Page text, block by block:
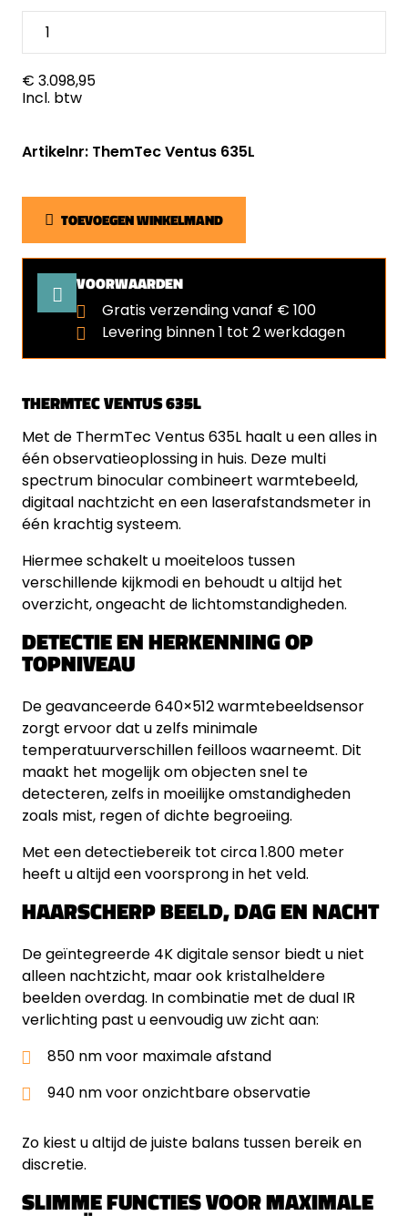
THERMTEC VENTUS 635L
Met de ThermTec Ventus 635L haalt u een alles in
één observatieoplossing in huis. Deze multi
spectrum binocular combineert warmtebeeld,
digitaal nachtzicht en een laserafstandsmeter in
één krachtig systeem.
Hiermee schakelt u moeiteloos tussen
verschillende kijkmodi en behoudt u altijd het
overzicht, ongeacht de lichtomstandigheden.
DETECTIE EN HERKENNING OP
TOPNIVEAU
De geavanceerde 640×512 warmtebeeldsensor
zorgt ervoor dat u zelfs minimale
temperatuurverschillen feilloos waarneemt. Dit
maakt het mogelijk om objecten snel te
detecteren, zelfs in moeilijke omstandigheden
zoals mist, regen of dichte begroeiing.
Met een detectiebereik tot circa 1.800 meter
heeft u altijd een voorsprong in het veld.
HAARSCHERP BEELD, DAG EN NACHT
De geïntegreerde 4K digitale sensor biedt u niet
alleen nachtzicht, maar ook kristalheldere
beelden overdag. In combinatie met de dual IR
verlichting past u eenvoudig uw zicht aan:
850 nm voor maximale afstand
940 nm voor onzichtbare observatie
Zo kiest u altijd de juiste balans tussen bereik en
discretie.
SLIMME FUNCTIES VOOR MAXIMALE
€ 3.098,95
Incl. btw
Artikelnr: ThemTec Ventus 635L
TOEVOEGEN WINKELMAND
VOORWAARDEN
Gratis verzending vanaf € 100
Levering binnen 1 tot 2 werkdagen